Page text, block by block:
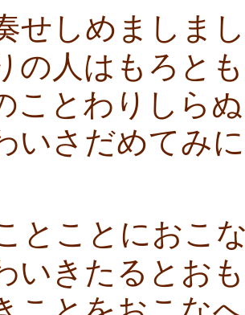
せしめましま
の人はもろと
ことわりしら
いさだめてみ
とことにおこ
いきたるとお